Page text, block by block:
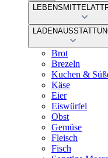
Brot
Brezeln
Kuchen &
Käse
Eier
Eiswürfel
Obst
Gemüse
Fleisch
Fisch